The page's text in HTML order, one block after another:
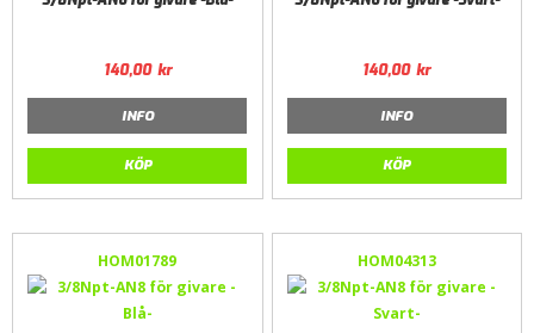
140,00 kr
INFO
KÖP
140,00 kr
INFO
KÖP
HOM01789 HOM04313